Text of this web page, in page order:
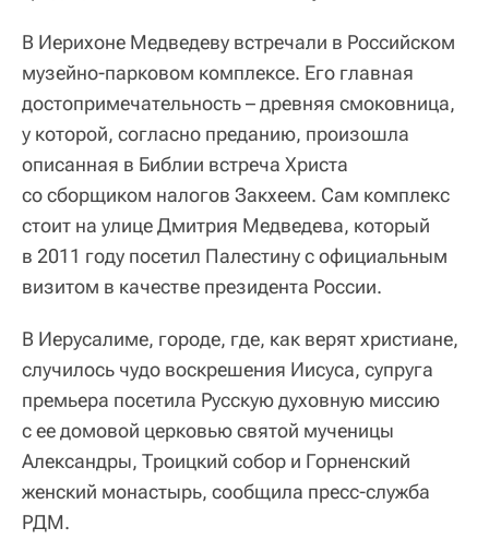
В Иерихоне Медведеву встречали в Российском
музейно-парковом комплексе. Его главная
достопримечательность – древняя смоковница,
у которой, согласно преданию, произошла
описанная в Библии встреча Христа
со сборщиком налогов Закхеем. Сам комплекс
стоит на улице Дмитрия Медведева, который
в 2011 году посетил Палестину с официальным
визитом в качестве президента России.
В Иерусалиме, городе, где, как верят христиане,
случилось чудо воскрешения Иисуса, супруга
премьера посетила Русскую духовную миссию
с ее домовой церковью святой мученицы
Александры, Троицкий собор и Горненский
женский монастырь, сообщила пресс-служба
РДМ.